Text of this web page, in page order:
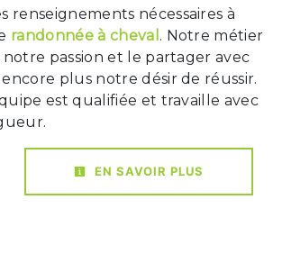
renseignements nécessaires à
randonnée à cheval . Notre métier
passion et le partager avec
plus notre désir de réussir.
est qualifiée et travaille avec
EN SAVOIR PLUS